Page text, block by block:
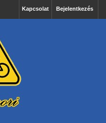
Bejelentkezés
Kapcsolat